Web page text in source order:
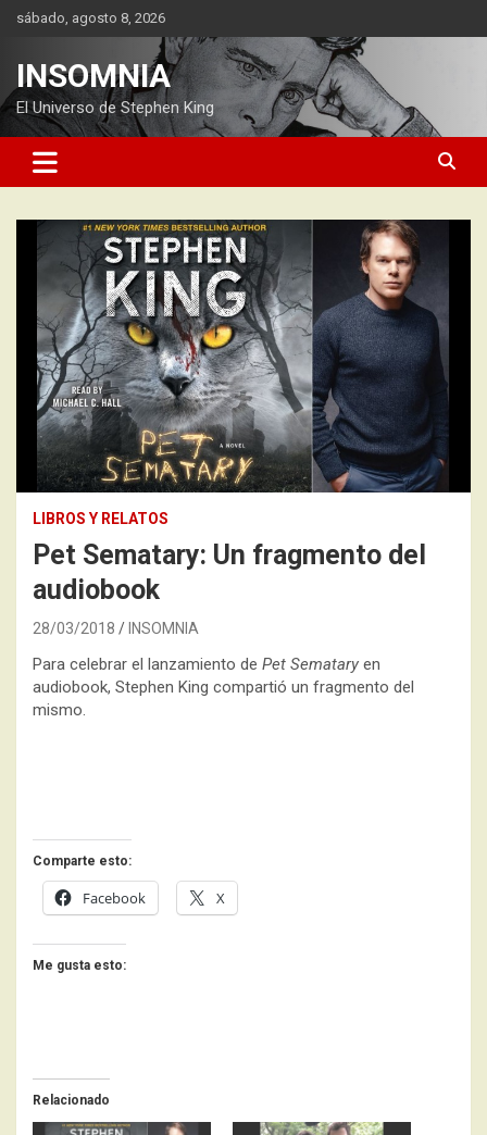
Saltarsábado, agosto 8, 2026
INSOMNIA
El Universo de Stephen King
LIBROS Y RELATOS
Pet Sematary: Un fragmento del
audiobook
28/03/2018 INSOMNIA
Para celebrar el lanzamiento de Pet Sematary en
audiobook, Stephen King compartió un fragmento del
mismo.
Comparte esto:
Facebook X
Me gusta esto:
Relacionado